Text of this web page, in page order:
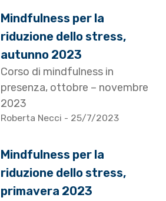
Mindfulness per la
riduzione dello stress,
autunno 2023
Corso di mindfulness in
presenza, ottobre – novembre
2023
Roberta Necci - 25/7/2023
Mindfulness per la
riduzione dello stress,
primavera 2023